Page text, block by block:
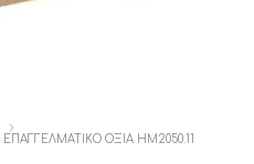
ΕΠΑΓΓΕΛΜΑΤΙΚΟ ΟΞΙΑ HM2050.11